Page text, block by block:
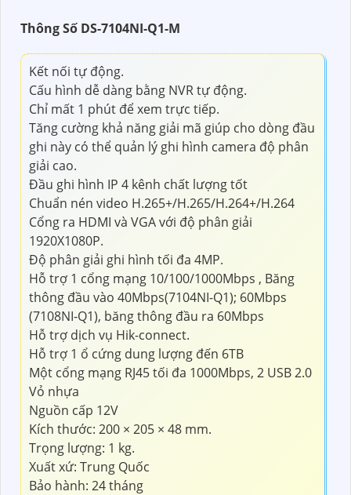
Thông Số DS-7104NI-Q1-M
Kết nối tự động.
Cấu hình dễ dàng bằng NVR tự động.
Chỉ mất 1 phút để xem trực tiếp.
Tăng cường khả năng giải mã giúp cho dòng đầu
ghi này có thể quản lý ghi hình camera độ phân
giải cao.
Đầu ghi hình IP 4 kênh chất lượng tốt
Chuẩn nén video H.265+/H.265/H.264+/H.264
Cổng ra HDMI và VGA với độ phân giải
1920X1080P.
Độ phân giải ghi hình tối đa 4MP.
Hỗ trợ 1 cổng mạng 10/100/1000Mbps , Băng
thông đầu vào 40Mbps(7104NI-Q1); 60Mbps
(7108NI-Q1), băng thông đầu ra 60Mbps
Hỗ trợ dịch vụ Hik-connect.
Hỗ trợ 1 ổ cứng dung lượng đến 6TB
Một cổng mạng RJ45 tối đa 1000Mbps, 2 USB 2.0
Vỏ nhựa
Nguồn cấp 12V
Kích thước: 200 × 205 × 48 mm.
Trọng lượng: 1 kg.
Xuất xứ: Trung Quốc
Bảo hành: 24 tháng